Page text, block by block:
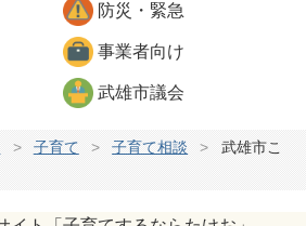
防災・緊急
事業者向け
武雄市議会
> 子育て > 子育て相談 >
武雄市こ